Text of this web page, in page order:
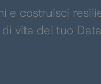
e costruisci
vita del tuo